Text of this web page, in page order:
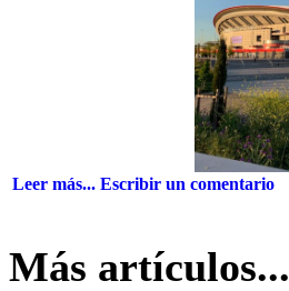
Leer más... Escribir un comentario
Más artículos...